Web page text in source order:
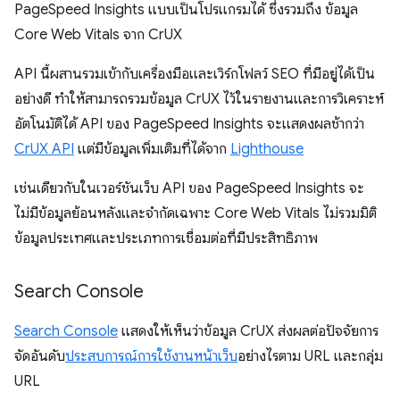
PageSpeed Insights แบบเป็นโปรแกรมได้ ซึ่งรวมถึง ข้อมูล
Core Web Vitals จาก CrUX
API นี้ผสานรวมเข้ากับเครื่องมือและเวิร์กโฟลว์ SEO ที่มีอยู่ได้เป็น
อย่างดี ทำให้สามารถรวมข้อมูล CrUX ไว้ในรายงานและการวิเคราะห์
อัตโนมัติได้ API ของ PageSpeed Insights จะแสดงผลช้ากว่า
CrUX API แต่มีข้อมูลเพิ่มเติมที่ได้จาก Lighthouse
เช่นเดียวกับในเวอร์ชันเว็บ API ของ PageSpeed Insights จะ
ไม่มีข้อมูลย้อนหลังและจำกัดเฉพาะ Core Web Vitals ไม่รวมมิติ
ข้อมูลประเทศและประเภทการเชื่อมต่อที่มีประสิทธิภาพ
Search Console
Search Console แสดงให้เห็นว่าข้อมูล CrUX ส่งผลต่อปัจจัยการ
จัดอันดับประสบการณ์การใช้งานหน้าเว็บอย่างไรตาม URL และกลุ่ม
URL